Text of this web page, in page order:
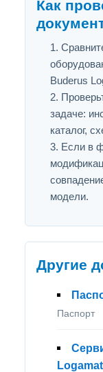
Как
Buderus
задаче:
каталог,
Если в
модели.
Другие
Паспорт